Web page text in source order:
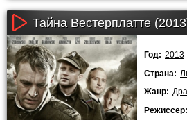
Тайна Вестерплатте
Год: 2013
Страна:
Жанр:
Режиссер: